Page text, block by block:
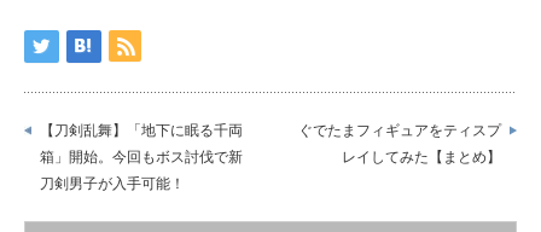
【刀剣乱舞】「地下に眠る千両
箱」開始。今回もボス討伐で新
刀剣男子が入手可能！
ぐでたまフィギュアをティスプ
レイしてみた【まとめ】